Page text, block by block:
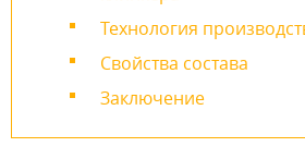
Технология
Свойства состава
Заключение